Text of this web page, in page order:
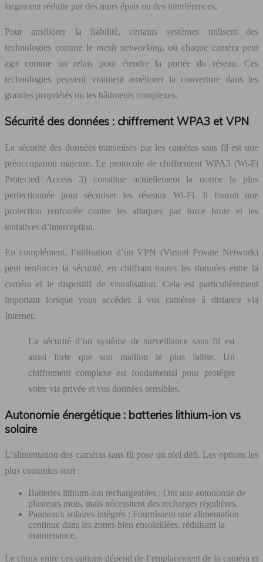
largement réduite par des murs épais ou des interférences.
Pour améliorer la fiabilité, certains systèmes utilisent des
technologies comme le mesh networking, où chaque caméra peut
agir comme un relais pour étendre la portée du réseau. Ces
technologies peuvent vraiment améliorer la couverture dans les
grandes propriétés ou les bâtiments complexes.
Sécurité des données : chiffrement WPA3 et VPN
La sécurité des données transmises par les caméras sans fil est une
préoccupation majeure. Le protocole de chiffrement WPA3 (Wi-Fi
Protected Access 3) constitue actuellement la norme la plus
perfectionnée pour sécuriser les réseaux Wi-Fi. Il fournit une
protection renforcée contre les attaques par force brute et les
tentatives d’interception.
En complément, l’utilisation d’un VPN (Virtual Private Network)
peut renforcer la sécurité, en chiffrant toutes les données entre la
caméra et le dispositif de visualisation. Cela est particulièrement
important lorsque vous accédez à vos caméras à distance via
Internet.
La sécurité d’un système de surveillance sans fil est
aussi forte que son maillon le plus faible. Un
chiffrement complexe est fondamental pour protéger
votre vie privée et vos données sensibles.
Autonomie énergétique : batteries lithium-ion vs
solaire
L’alimentation des caméras sans fil pose un réel défi. Les options les
plus courantes sont :
Batteries lithium-ion rechargeables : Ont une autonomie de
plusieurs mois, mais nécessitent des recharges régulières.
Panneaux solaires intégrés : Fournissent une alimentation
continue dans les zones bien ensoleillées, réduisant la
maintenance.
Le choix entre ces options dépend de l’emplacement de la caméra et